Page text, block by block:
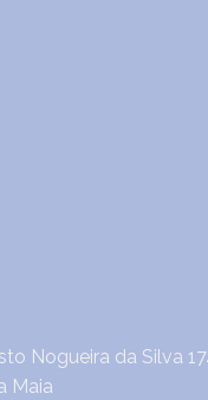
Nogueira da Silva
Maia